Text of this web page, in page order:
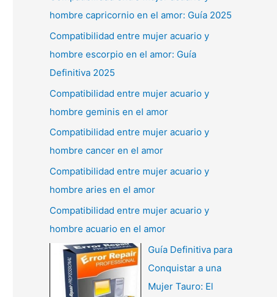
hombre capricornio en el amor: Guía 2025
Compatibilidad entre mujer acuario y
hombre escorpio en el amor: Guía
Definitiva 2025
Compatibilidad entre mujer acuario y
hombre geminis en el amor
Compatibilidad entre mujer acuario y
hombre cancer en el amor
Compatibilidad entre mujer acuario y
hombre aries en el amor
Compatibilidad entre mujer acuario y
hombre acuario en el amor
Guía Definitiva para
Conquistar a una
Mujer Tauro: El